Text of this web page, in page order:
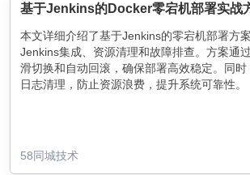
基于Jenkins的Docker零宕机部署实战
本文详细介绍了基于Jenkins的零宕机部署方
Jenkins集成、资源清理和故障排查。方案通
滑切换和自动回滚，确保部署高效稳定。同
日志清理，防止资源浪费，提升系统可靠性。
58同城技术